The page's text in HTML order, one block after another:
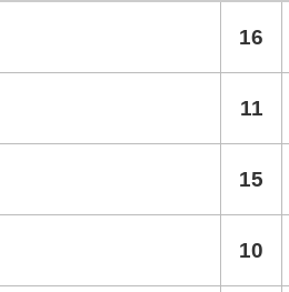
16
11
15
10